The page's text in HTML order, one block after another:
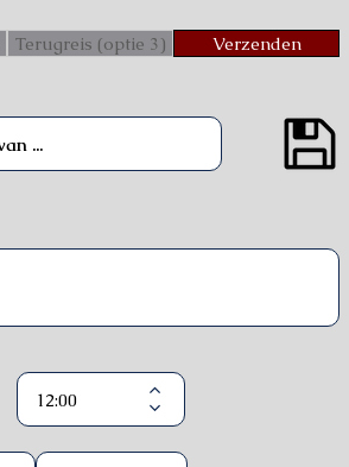
Terugreis (optie 3) Verzenden